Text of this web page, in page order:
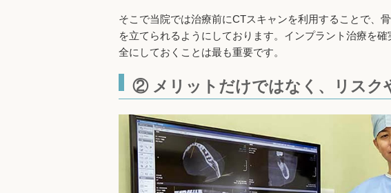
そこで当院では治療前にCTスキャンを利用することで、
を立てられるようにしております。インプラント治療を
全にしておくことは最も重要です。
② メリットだけではなく、リスク